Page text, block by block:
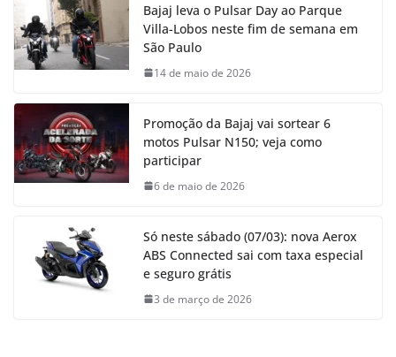
Bajaj leva o Pulsar Day ao Parque
Villa-Lobos neste fim de semana em
São Paulo
14 de maio de 2026
Promoção da Bajaj vai sortear 6
motos Pulsar N150; veja como
participar
6 de maio de 2026
Só neste sábado (07/03): nova Aerox
ABS Connected sai com taxa especial
e seguro grátis
3 de março de 2026